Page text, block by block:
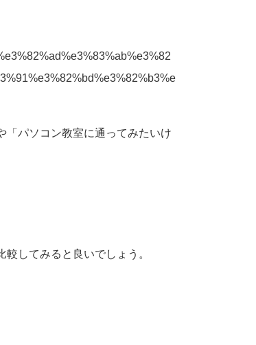
「パソコン教室に通ってみたいけ
してみると良いでしょう。